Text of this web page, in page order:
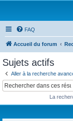
FAQ
Accueil du forum
Sujets actifs
Aller à la recherche
La